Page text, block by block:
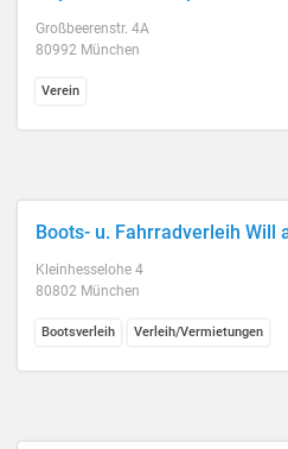
Großbeerenstr. 4A
80992 München
Verein
Boots- u. Fahrradverleih Will
Kleinhesselohe 4
80802 München
Bootsverleih Verleih/Vermietungen